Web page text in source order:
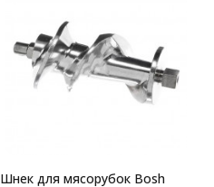
Шнек для мясорубок Bosh